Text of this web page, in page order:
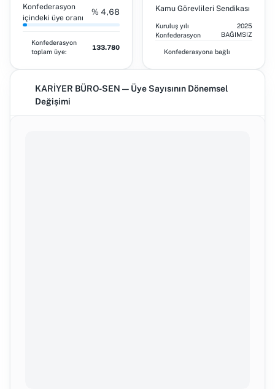
Konfederasyon
içindeki üye oranı
% 4,68
Konfederasyon
toplam üye:
133.780
Kamu Görevlileri Sendikası
Kuruluş yılı
2025
Konfederasyon
BAĞIMSIZ
Konfederasyona bağlı
KARİYER BÜRO-SEN — Üye Sayısının Dönemsel
Değişimi